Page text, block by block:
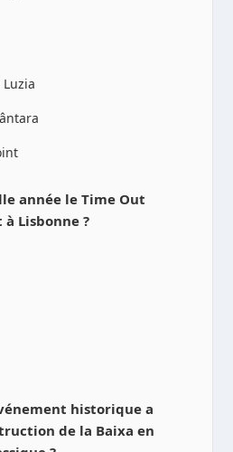
année le Time Out
Lisbonne ?
historique a
de la Baixa en